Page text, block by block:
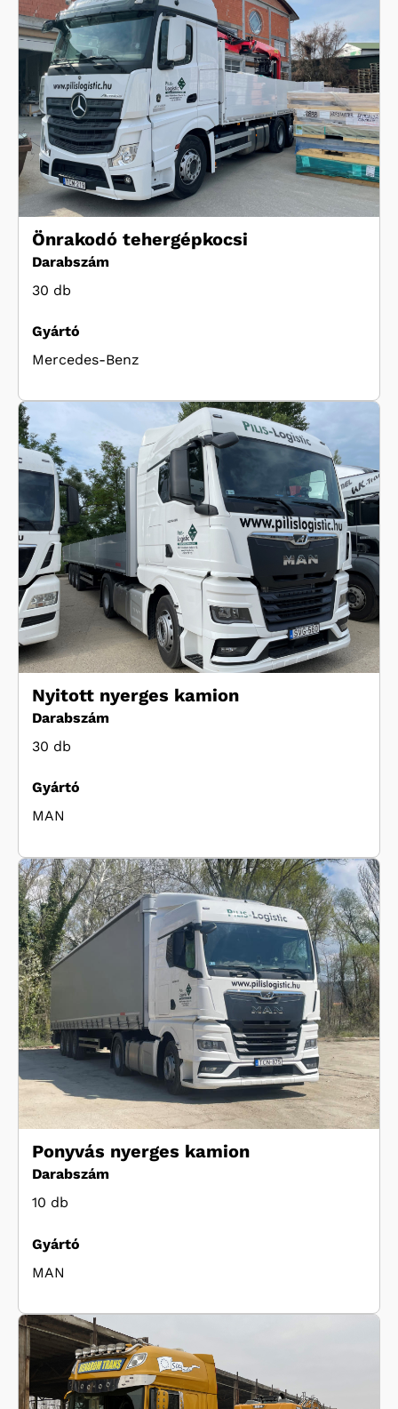
Önrakodó tehergépkocsi
Darabszám
30 db
Gyártó
Mercedes-Benz
Nyitott nyerges kamion
Darabszám
30 db
Gyártó
MAN
Ponyvás nyerges kamion
Darabszám
10 db
Gyártó
MAN